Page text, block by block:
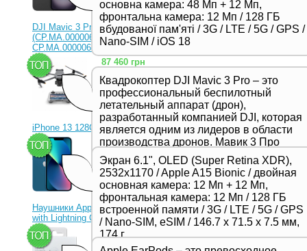
основна камера: 48 Мп + 12 Мп,
фронтальна камера: 12 Мп / 128 ГБ
вбудованої пам'яті / 3G / LTE / 5G / GPS /
Nano-SIM / iOS 18
DJI Mavic 3 Pro (RC)
(CP.MA.00000654.01,
CP.MA.00000656.01)
Квадрокоптер DJI Mavic 3 Pro – это
профессиональный беспилотный
летательный аппарат (дрон),
разработанный компанией DJI, которая
является одним из лидеров в области
производства дронов. Мавик 3 Про
представляет собой новейшую модель
в серии Mavic и отличается высоким
качеством съемки, продвинутыми
функциями и улучшенной
производительностью,
предназначенной для
профессиональных фотографов и
видеооператоров.
87 460 грн
iPhone 13 128Gb Blue
Экран 6.1", OLED (Super Retina XDR),
2532x1170 / Apple A15 Bionic / двойная
основная камера: 12 Мп + 12 Мп,
фронтальная камера: 12 Мп / 128 ГБ
встроенной памяти / 3G / LTE / 5G / GPS
/ Nano-SIM, eSIM / 146.7 х 71.5 х 7.5 мм,
174 г
23 330 грн
Наушники Apple EarPods
with Lightning Connector
1 350 грн